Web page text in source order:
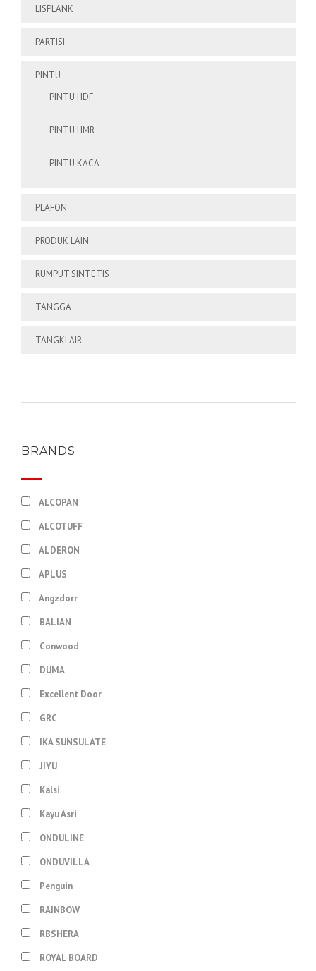
LISPLANK
PARTISI
PINTU
PINTU HDF
PINTU HMR
PINTU KACA
PLAFON
PRODUK LAIN
RUMPUT SINTETIS
TANGGA
TANGKI AIR
BRANDS
ALCOPAN
ALCOTUFF
ALDERON
APLUS
Angzdorr
BALIAN
Conwood
DUMA
Excellent Door
GRC
IKA SUNSULATE
JIYU
Kalsi
Kayu Asri
ONDULINE
ONDUVILLA
Penguin
RAINBOW
RBSHERA
ROYAL BOARD